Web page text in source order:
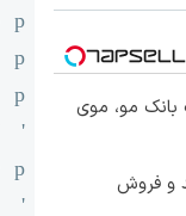
مو، موی
و فروش